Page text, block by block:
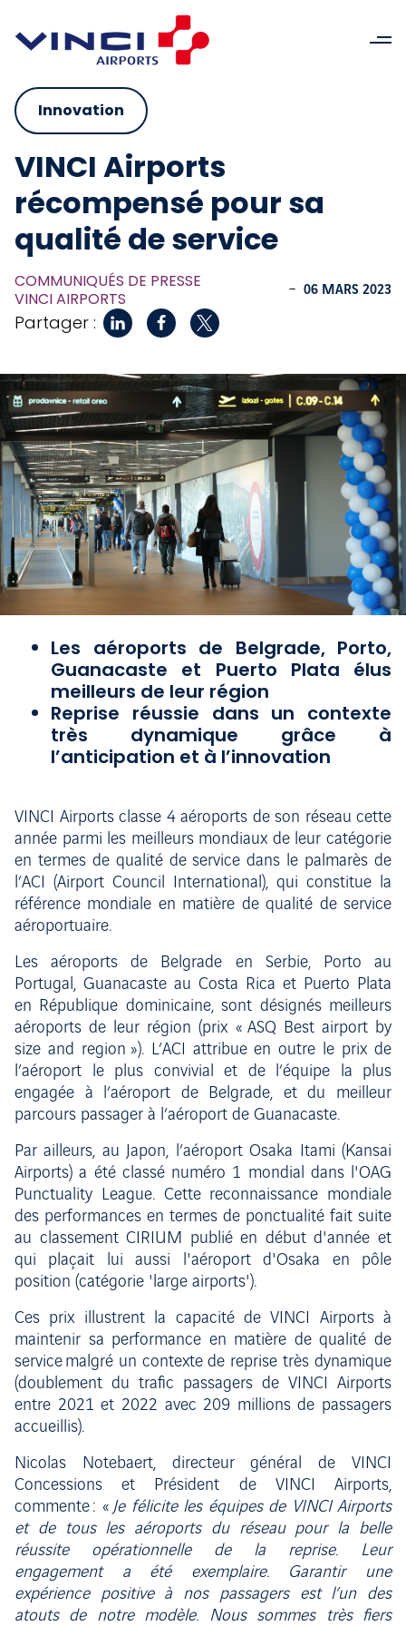
Innovation
VINCI Airports
récompensé pour sa
qualité de service
COMMUNIQUÉS DE PRESSE
VINCI AIRPORTS
- 06 MARS 2023
Partager :
Les aéroports de Belgrade, Porto,
Guanacaste et Puerto Plata élus
meilleurs de leur région
Reprise réussie dans un contexte
très dynamique grâce à
l’anticipation et à l’innovation
VINCI Airports classe 4 aéroports de son réseau cette
année parmi les meilleurs mondiaux de leur catégorie
en termes de qualité de service dans le palmarès de
l’ACI (Airport Council International), qui constitue la
référence mondiale en matière de qualité de service
aéroportuaire.
Les aéroports de Belgrade en Serbie, Porto au
Portugal, Guanacaste au Costa Rica et Puerto Plata
en République dominicaine, sont désignés meilleurs
aéroports de leur région (prix « ASQ Best airport by
size and region »). L’ACI attribue en outre le prix de
l’aéroport le plus convivial et de l’équipe la plus
engagée à l’aéroport de Belgrade, et du meilleur
parcours passager à l’aéroport de Guanacaste.
Par ailleurs, au Japon, l’aéroport Osaka Itami (Kansai
Airports) a été classé numéro 1 mondial dans l'OAG
Punctuality League. Cette reconnaissance mondiale
des performances en termes de ponctualité fait suite
au classement CIRIUM publié en début d'année et
qui plaçait lui aussi l'aéroport d'Osaka en pôle
position (catégorie 'large airports').
Ces prix illustrent la capacité de VINCI Airports à
maintenir sa performance en matière de qualité de
service malgré un contexte de reprise très dynamique
(doublement du trafic passagers de VINCI Airports
entre 2021 et 2022 avec 209 millions de passagers
accueillis).
Nicolas Notebaert, directeur général de VINCI
Concessions et Président de VINCI Airports,
commente : « Je félicite les équipes de VINCI Airports
et de tous les aéroports du réseau pour la belle
réussite opérationnelle de la reprise. Leur
engagement a été exemplaire. Garantir une
expérience positive à nos passagers est l’un des
atouts de notre modèle. Nous sommes très fiers